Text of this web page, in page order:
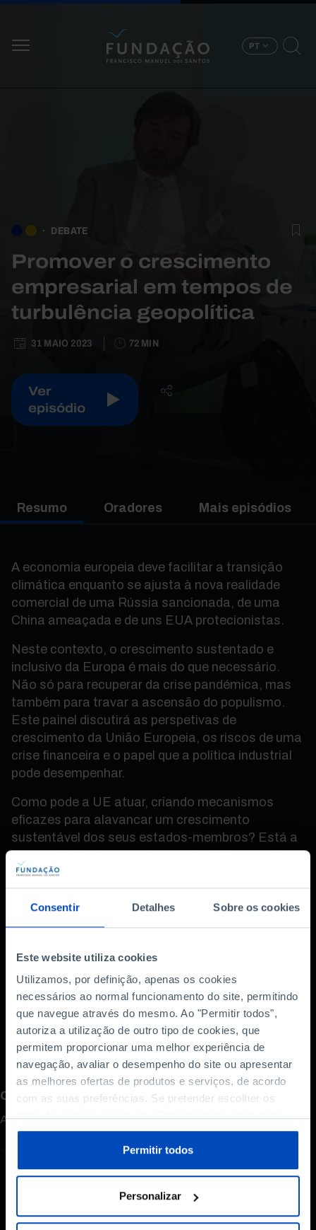
Consentir Detalhes Sobre os cookies
Este website utiliza cookies
Utilizamos, por definição, apenas os cookies
necessários ao normal funcionamento do site, permitindo
que navegue através do mesmo. Ao "Permitir todos",
autoriza a utilização de outro tipo de cookies, que
permitem proporcionar uma melhor experiência de
navegação, avaliar o desempenho do site ou apresentar
as melhores ofertas de produtos e serviços, de acordo
com as suas preferências. Se pretender escolher os
sobre cookies através da gestão de preferências ou da
Política de Cookies.
Permitir todos
Personalizar
PT
DEBATE
Promover o crescimento
empresarial em tempos de
turbulência geopolítica
31 MAIO 2023 72 MIN
Ver
episódio
Resumo Oradores Mais episódios
A economia europeia deve facilitar a transição
climática enquanto se ajusta à nova realidade
comercial de uma Rússia sancionada, de uma
China ameaçada e de uns EUA protecionistas.
Neste contexto, o crescimento sustentado e
inclusivo da Europa é mais do que necessário.
Não só para recuperar da crise pandémica, mas
também para travar a ascensão do populismo.
Este painel discutirá as perspetivas de
crescimento da União Europeia, os riscos de uma
crise financeira e o papel que a política industrial
pode desempenhar.
Como pode a UE atuar, criando mecanismos
eficazes para alavancar um crescimento
sustentável dos seus estados-membros? Está a
competitividade europeia em crise? Que medidas
deve tomar a EU para reduzir o impacto nos
cidadãos do aumento da inflação e das taxas de
juro?
professor na London School of Economics, e
Olivier Guersent, diretor-Geral para a
Concorrência na Comissão Europeia,,
moderadado pela jornalista do «Finantial Times»,
Laura Dubois.
Como avalia este conteúdo?
A sua opinião é importante.